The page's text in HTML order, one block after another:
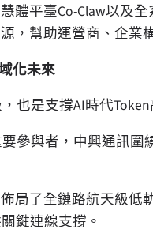
體平臺Co-Claw以及
，幫助運營商、企業
化未來
也是支撐AI時代
參與者，中興通訊
局了全鏈路航天級低
鍵連線支撐。